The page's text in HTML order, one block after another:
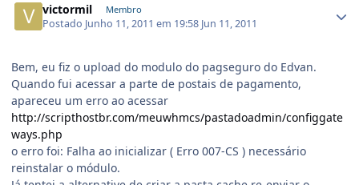
victormil Membro
Postado Junho 11, 2011 em 19:58 Jun 11, 2011
Bem, eu fiz o upload do modulo do pagseguro do Edvan.
Quando fui acessar a parte de postais de pagamento,
apareceu um erro ao acessar
http://scripthostbr.com/meuwhmcs/pastadoadmin/configgate
ways.php
o erro foi: Falha ao inicializar ( Erro 007-CS ) necessário
reinstalar o módulo.